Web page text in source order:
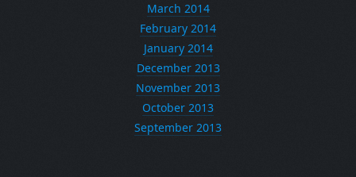
March 2014
February 2014
January 2014
December 2013
November 2013
October 2013
September 2013